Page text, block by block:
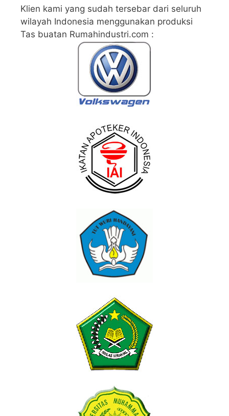
Klien kami yang sudah tersebar dari seluruh
wilayah Indonesia menggunakan produksi
Tas buatan Rumahindustri.com :